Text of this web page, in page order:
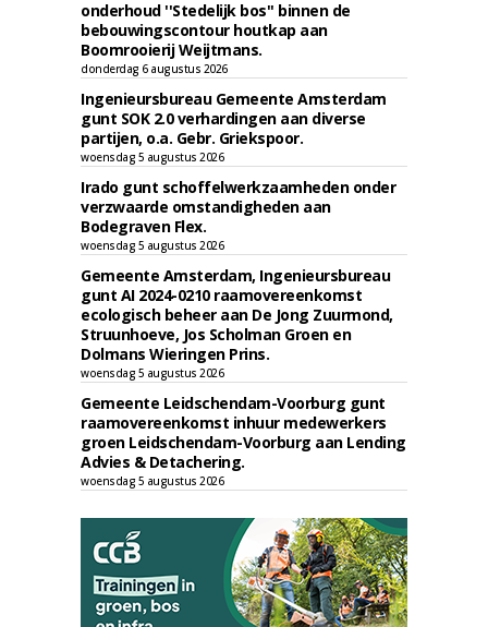
onderhoud ''Stedelijk bos'' binnen de
bebouwingscontour houtkap aan
Boomrooierij Weijtmans.
donderdag 6 augustus 2026
Ingenieursbureau Gemeente Amsterdam
gunt SOK 2.0 verhardingen aan diverse
partijen, o.a. Gebr. Griekspoor.
woensdag 5 augustus 2026
Irado gunt schoffelwerkzaamheden onder
verzwaarde omstandigheden aan
Bodegraven Flex.
woensdag 5 augustus 2026
Gemeente Amsterdam, Ingenieursbureau
gunt AI 2024-0210 raamovereenkomst
ecologisch beheer aan De Jong Zuurmond,
Struunhoeve, Jos Scholman Groen en
Dolmans Wieringen Prins.
woensdag 5 augustus 2026
Gemeente Leidschendam-Voorburg gunt
raamovereenkomst inhuur medewerkers
groen Leidschendam-Voorburg aan Lending
Advies & Detachering.
woensdag 5 augustus 2026